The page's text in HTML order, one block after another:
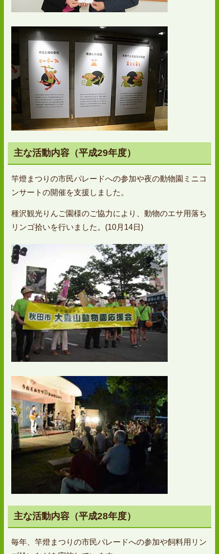
主な活動内容（平成29年度）
竿燈まつりの市民パレードへの参加や夜の動物園ミニコ
ンサートの開催を支援しました。
種沢観光りんご園様のご協力により、動物のエサ用落ち
リンゴ拾いを行いました。(10月14日)
主な活動内容（平成28年度）
毎年、竿燈まつりの市民パレードへの参加や飼料用リン